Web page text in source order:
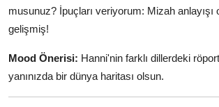
musunuz? İpuçları veriyorum: Mizah anlayışı
gelişmiş!
Mood Önerisi: Hanni'nin farklı dillerdeki
yanınızda bir dünya haritası olsun.